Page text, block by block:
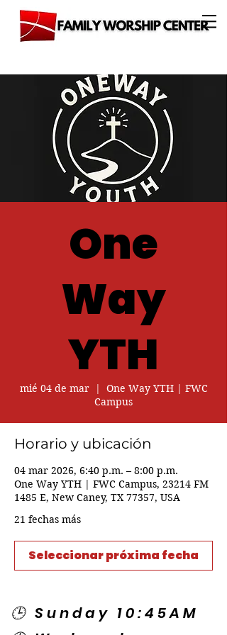
One
Way
YTH
mié 04 de mar
  |
One Way YTH | FWC
Campus
Horario y ubicación
04 mar 2026, 6:40 p.m. – 8:00 p.m.
One Way YTH | FWC Campus, 23214 FM
1485 E, New Caney, TX 77357, USA
21 fechas más
Seleccionar próxima fecha
🕒 Sunday 10:45AM